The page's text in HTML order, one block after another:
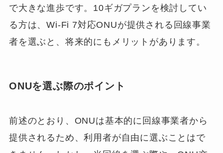
で大きな進歩です。10ギガプランを検討してい
る方は、Wi-Fi 7対応ONUが提供される回線事業
者を選ぶと、将来的にもメリットがあります。
ONUを選ぶ際のポイント
前述のとおり、ONUは基本的に回線事業者から
提供されるため、利用者が自由に選ぶことはで